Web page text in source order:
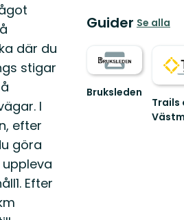
där du
stigar
I
efter
göra
Efter
Guider Se alla
Bruksleden
Trails